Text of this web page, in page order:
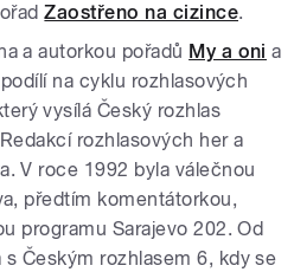
Zaostřeno na cizince.
a autorkou pořadů My a oni a
na cyklu rozhlasových
vysílá Český rozhlas
rozhlasových her a
V roce 1992 byla válečnou
předtím komentátorkou,
programu Sarajevo 202. Od
Českým rozhlasem 6, kdy se